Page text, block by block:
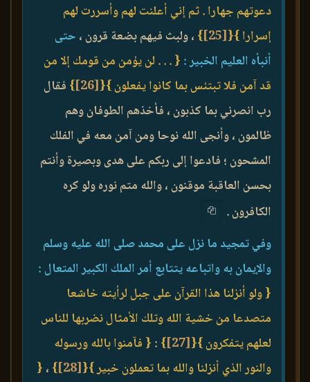
دعوتهم جهارا . ثم إني أعلنت لهم وأسررت لهم
إسرارا }{
[25]
} ، ولبث فيهم بضعة قرون ، حتى
أنبأه العليم الخبير : { . . . لن يؤمن من قومك إلا من
قد آمن فلا تبتئس بما كانوا يفعلون }{
[26]
} فقال
رب انصرني بما كذبون ، فأخذهم الطوفان وهم
ظالمون ، وأنجى الله نوحا ومن آمن معه في الفلك
المشحون ؛ فادعوا إلى ربكم على هدى وبصيرة وأنتم
بحسن العاقبة موقنون ، والله متم نوره ولو كره
الكافرون .
وفي تمجيد ما نزل على محمد صلى الله عليه وسلم
والإيمان به واتباعه يتتابع أمر الملك الكبير المتعال :
{ ولو أنزلنا هذا القرآن على جبل لرأيته خاشعا
متصدعا من خشية الله وتلك الأمثال نضربها للناس
لعلهم يتفكرون }{
[27]
}
: { فآمنوا بالله ورسوله
والنور الذي أنزلنا والله بما تعملون خبير }{
[28]
} ، {